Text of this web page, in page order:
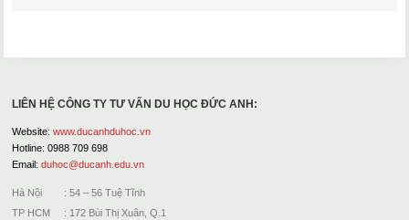
LIÊN HỆ CÔNG TY TƯ VẤN DU HỌC ĐỨC ANH:
Website: www.ducanhduhoc.vn
Hotline: 0988 709 698
Email: duhoc@ducanh.edu.vn
Hà Nội : 54 – 56 Tuệ Tĩnh
TP HCM : 172 Bùi Thị Xuân, Q.1